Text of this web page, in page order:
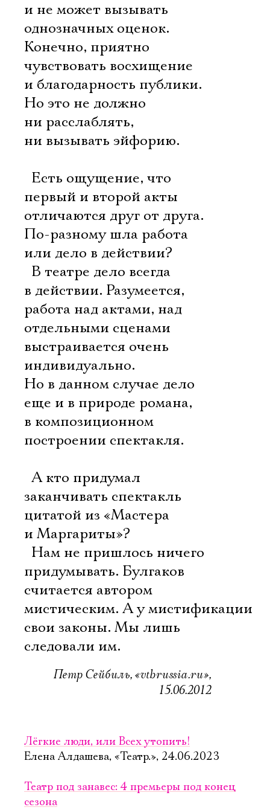
и не может вызывать
однозначных оценок.
Конечно, приятно
чувствовать восхищение
и благодарность публики.
Но это не должно
ни расслаблять,
ни вызывать эйфорию.
 Есть ощущение, что
первый и второй акты
отличаются друг от друга.
По-разному шла работа
или дело в действии?
 В театре дело всегда
в действии. Разумеется,
работа над актами, над
отдельными сценами
выстраивается очень
индивидуально.
Но в данном случае дело
еще и в природе романа,
в композиционном
построении спектакля.
 А кто придумал
заканчивать спектакль
цитатой из «Мастера
и Маргариты»?
 Нам не пришлось ничего
придумывать. Булгаков
считается автором
мистическим. А у мистификации
свои законы. Мы лишь
следовали им.
Петр Сейбиль, «vtbrussia.ru»,
15.06.2012
Лёгкие люди, или Всех утопить!
Елена Алдашева, «Театр.», 24.06.2023
Театр под занавес: 4 премьеры под конец
сезона
Электропочта
Имя
Ознакомиться